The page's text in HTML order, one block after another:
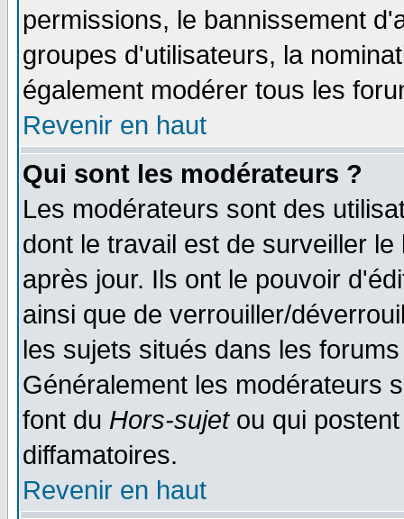
permissions, le bannissement
groupes d'utilisateurs, la
également modérer tous les
Revenir en haut
Qui sont les modérateurs ?
Les modérateurs sont des
dont le travail est de surveiller
après jour. Ils ont le pouvoir
ainsi que de verrouiller/
les sujets situés dans les
Généralement les modérateurs
font du Hors-sujetou qui
diffamatoires.
Revenir en haut